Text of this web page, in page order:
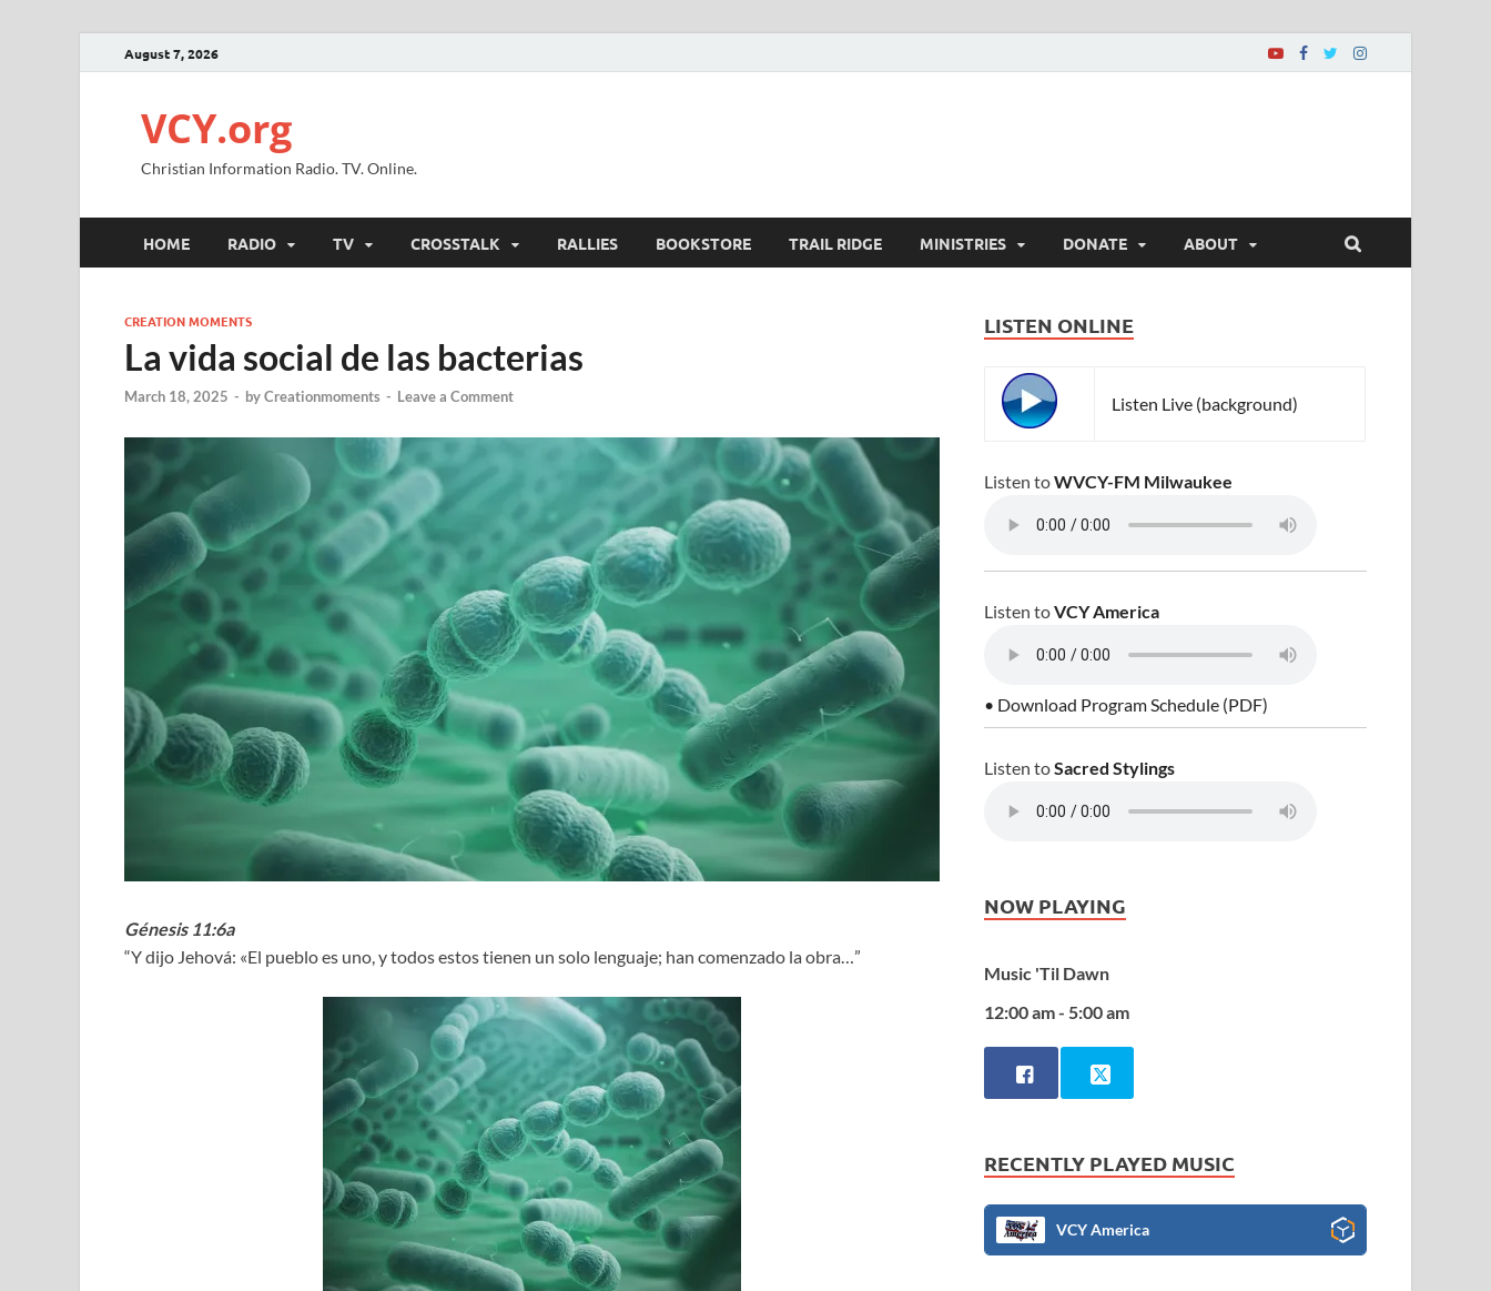
August 7, 2026
VCY.org
Christian Information Radio. TV. Online.
HOME RADIO TV CROSSTALK RALLIES BOOKSTORE TRAIL RIDGE MINISTRIES DONATE ABOUT
CREATION MOMENTS
La vida social de las bacterias
March 18, 2025 - byCreationmoments - Leave a Comment
Génesis 11:6a
“Y dijo Jehová: «El pueblo es uno, y todos estos tienen un solo lenguaje; han comenzado la obra…”
LISTEN ONLINE
Listen Live (background)
Listen toWVCY-FM Milwaukee
Listen toVCY America
• Download Program Schedule (PDF)
Listen toSacred Stylings
NOW PLAYING
Music 'Til Dawn
12:00 am - 5:00 am
RECENTLY PLAYED MUSIC
VCY America